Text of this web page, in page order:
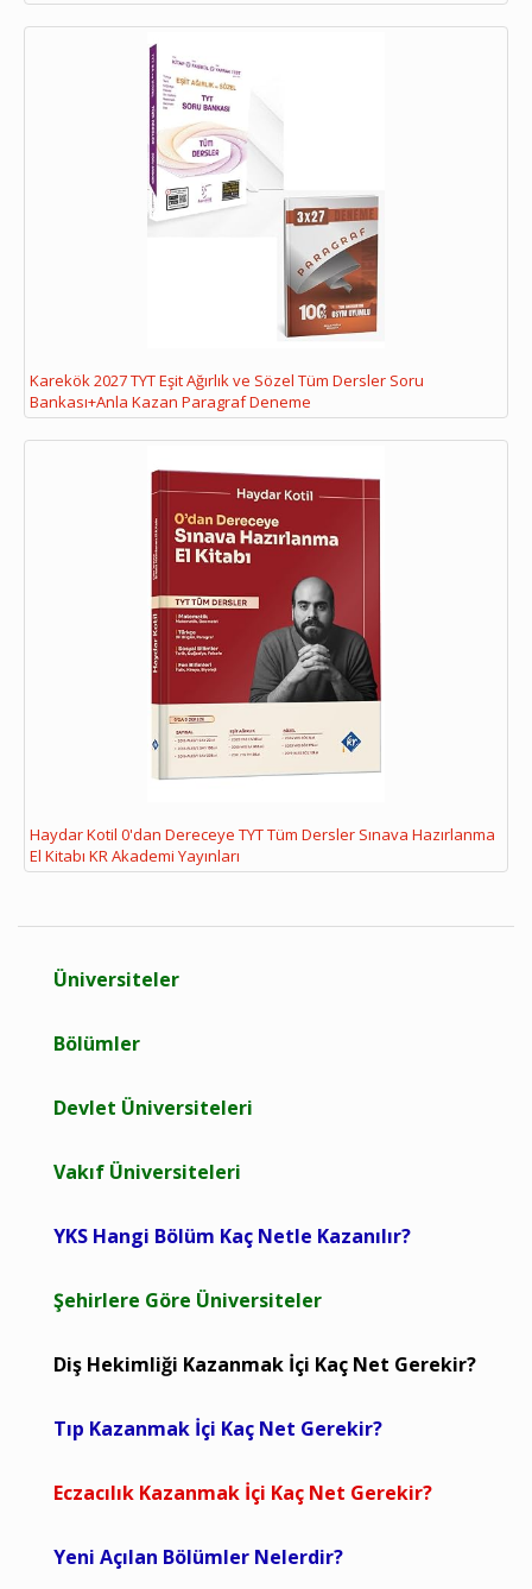
Karekök 2027 TYT Eşit Ağırlık ve Sözel Tüm Dersler Soru
Bankası+Anla Kazan Paragraf Deneme
Haydar Kotil 0'dan Dereceye TYT Tüm Dersler Sınava Hazırlanma
El Kitabı KR Akademi Yayınları
Üniversiteler
Bölümler
Devlet Üniversiteleri
Vakıf Üniversiteleri
YKS Hangi Bölüm Kaç Netle Kazanılır?
Şehirlere Göre Üniversiteler
Diş Hekimliği Kazanmak İçi Kaç Net Gerekir?
Tıp Kazanmak İçi Kaç Net Gerekir?
Eczacılık Kazanmak İçi Kaç Net Gerekir?
Yeni Açılan Bölümler Nelerdir?